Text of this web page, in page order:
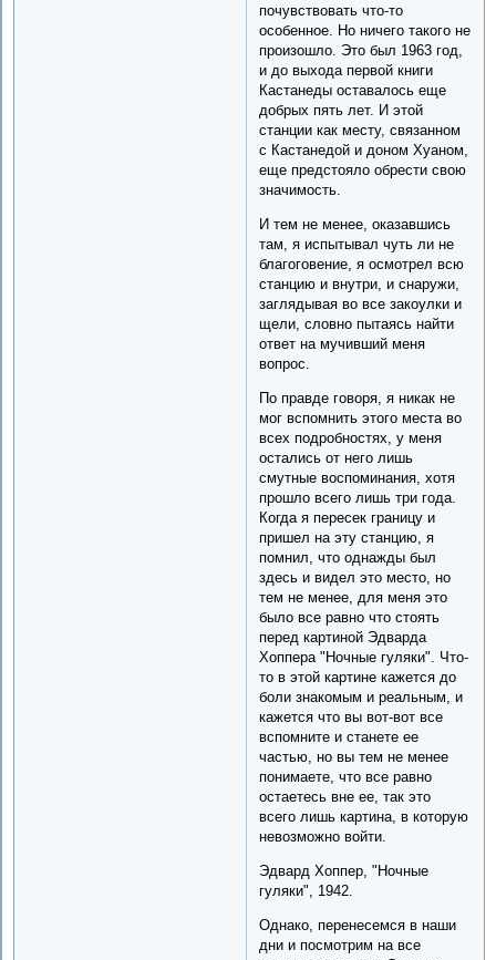
почувствовать что-то
особенное. Но ничего такого не
произошло. Это был 1963 год,
и до выхода первой книги
Кастанеды оставалось еще
добрых пять лет. И этой
станции как месту, связанном
с Кастанедой и доном Хуаном,
еще предстояло обрести свою
значимость.
И тем не менее, оказавшись
там, я испытывал чуть ли не
благоговение, я осмотрел всю
станцию и внутри, и снаружи,
заглядывая во все закоулки и
щели, словно пытаясь найти
ответ на мучивший меня
вопрос.
По правде говоря, я никак не
мог вспомнить этого места во
всех подробностях, у меня
остались от него лишь
смутные воспоминания, хотя
прошло всего лишь три года.
Когда я пересек границу и
пришел на эту станцию, я
помнил, что однажды был
здесь и видел это место, но
тем не менее, для меня это
было все равно что стоять
перед картиной Эдварда
Хоппера "Ночные гуляки". Что-
то в этой картине кажется до
боли знакомым и реальным, и
кажется что вы вот-вот все
вспомните и станете ее
частью, но вы тем не менее
понимаете, что все равно
остаетесь вне ее, так это
всего лишь картина, в которую
невозможно войти.
Эдвард Хоппер, "Ночные
гуляки", 1942.
Однако, перенесемся в наши
дни и посмотрим на все